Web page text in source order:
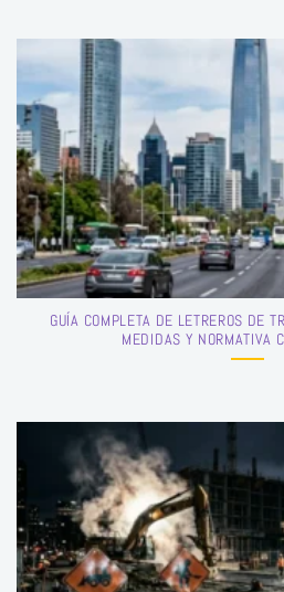
GUÍA COMPLETA DE LETREROS DE
MEDIDAS Y NORMATIVA